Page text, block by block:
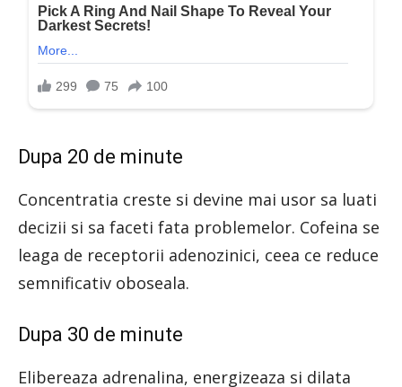
Dupa 20 de minute
Concentratia creste si devine mai usor sa luati
decizii si sa faceti fata problemelor. Cofeina se
leaga de receptorii adenozinici, ceea ce reduce
semnificativ oboseala.
Dupa 30 de minute
Elibereaza adrenalina, energizeaza si dilata